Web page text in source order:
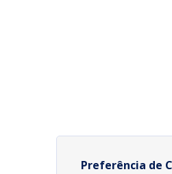
Preferência de